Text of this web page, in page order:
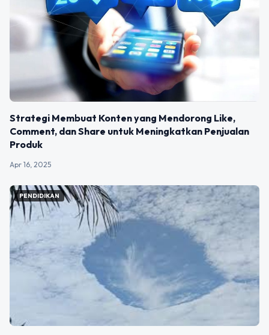
Strategi Membuat Konten yang Mendorong Like,
Comment, dan Share untuk Meningkatkan Penjualan
Produk
Apr 16, 2025
PENDIDIKAN